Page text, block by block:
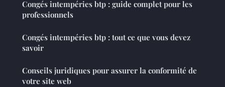
Congés intempéries btp : guide complet pour les
professionnels
Congés intempéries btp : tout ce que vous devez
savoir
Conseils juridiques pour assurer la conformité de
votre site web